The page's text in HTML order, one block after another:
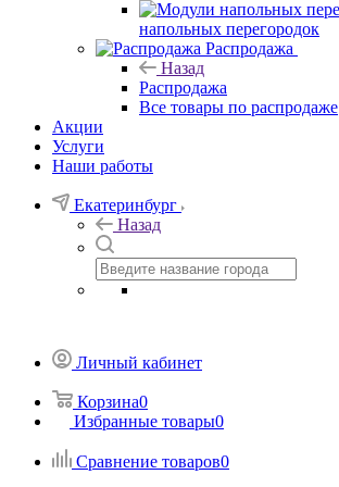
напольных перегородок
Распродажа
Назад
Распродажа
Все товары по распродаже
Акции
Услуги
Наши работы
Екатеринбург
Назад
Личный кабинет
Корзина0
Избранные товары0
Сравнение товаров0